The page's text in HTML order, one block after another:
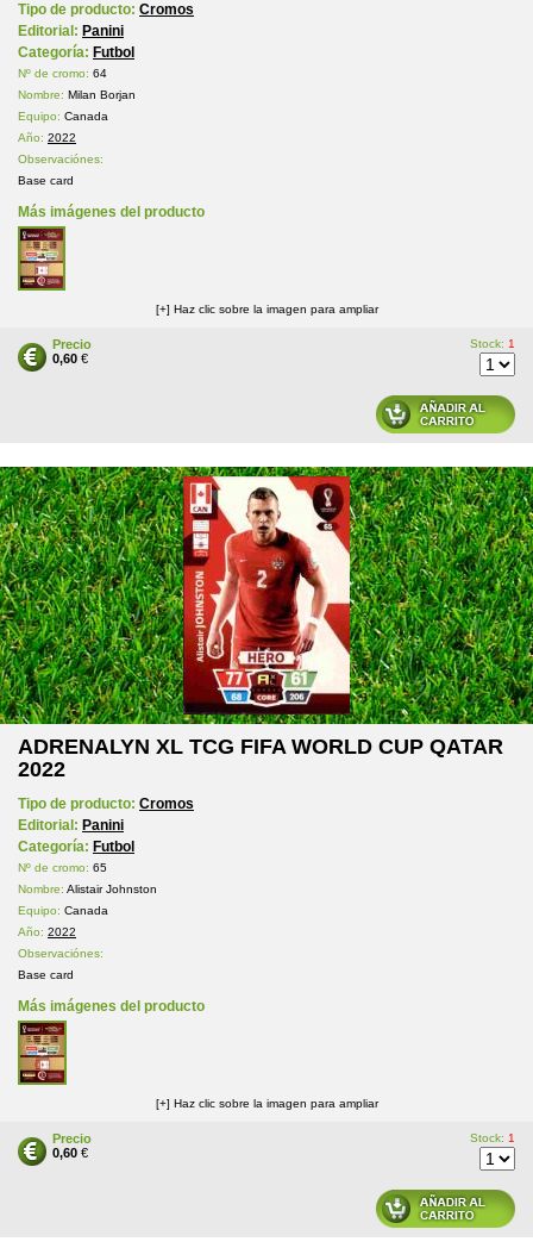
Tipo de producto: Cromos
Editorial: Panini
Categoría: Futbol
Nº de cromo: 64
Nombre: Milan Borjan
Equipo: Canada
Año: 2022
Observaciónes:
Base card
Más imágenes del producto
[+] Haz clic sobre la imagen para ampliar
Precio
0,60 €
Stock: 1
ADRENALYN XL TCG FIFA WORLD CUP QATAR
2022
Tipo de producto: Cromos
Editorial: Panini
Categoría: Futbol
Nº de cromo: 65
Nombre: Alistair Johnston
Equipo: Canada
Año: 2022
Observaciónes:
Base card
Más imágenes del producto
[+] Haz clic sobre la imagen para ampliar
Precio
0,60 €
Stock: 1